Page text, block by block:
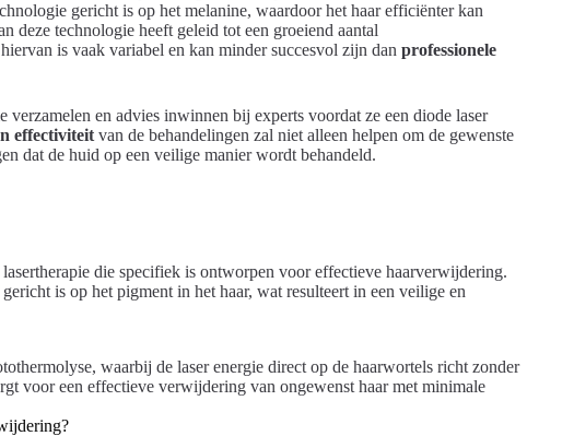
gericht is op het melanine, waardoor het haar efficiënter kan
deze technologie heeft geleid tot een groeiend aantal
hiervan is vaak variabel en kan minder succesvol zijn dan professionele
en advies inwinnen bij experts voordat ze een diode laser
effectiviteit van de behandelingen zal niet alleen helpen om de gewenste
dat de huid op een veilige manier wordt behandeld.
die specifiek is ontworpen voor effectieve haarverwijdering.
is op het pigment in het haar, wat resulteert in een veilige en
waarbij de laser energie direct op de haarwortels richt zonder
voor een effectieve verwijdering van ongewenst haar met minimale